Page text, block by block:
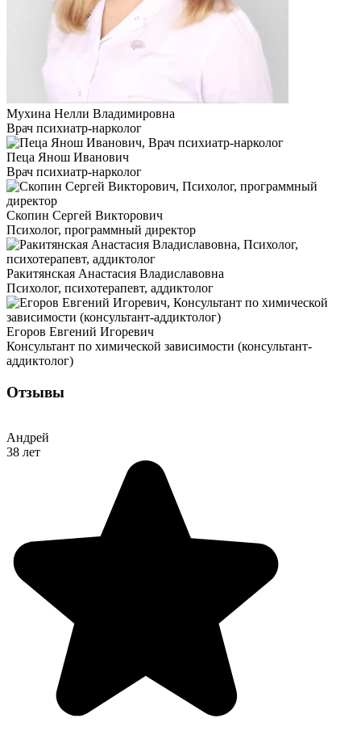
Мухина Нелли Владимировна
Врач психиатр-нарколог
Пеца Янош Иванович
Врач психиатр-нарколог
Скопин Сергей Викторович
Психолог, программный директор
Ракитянская Анастасия Владиславовна
Психолог, психотерапевт, аддиктолог
Егоров Евгений Игоревич
Консультант по химической зависимости (консультант-
аддиктолог)
Отзывы
Андрей
38 лет